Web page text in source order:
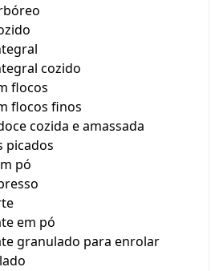
cozido
flocos
flocos finos
cozida e amassada
picados
pó
em pó
granulado para enrolar